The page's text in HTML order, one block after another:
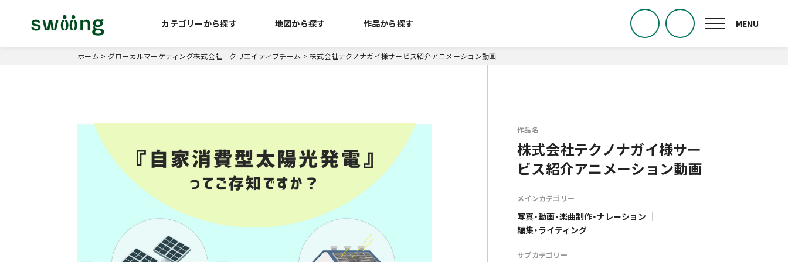
カテゴリーから探す 地図から探す 作品から探す
ホーム > グローカルマーケティング株式会社 クリエイティブチーム >株式会社テクノナガイ様サービス紹介アニメーション動画
作品名
株式会社テクノナガイ様サー
ビス紹介アニメーション動画
メインカテゴリー
写真・動画・楽曲制作・ナレーション
編集・ライティング
サブカテゴリー